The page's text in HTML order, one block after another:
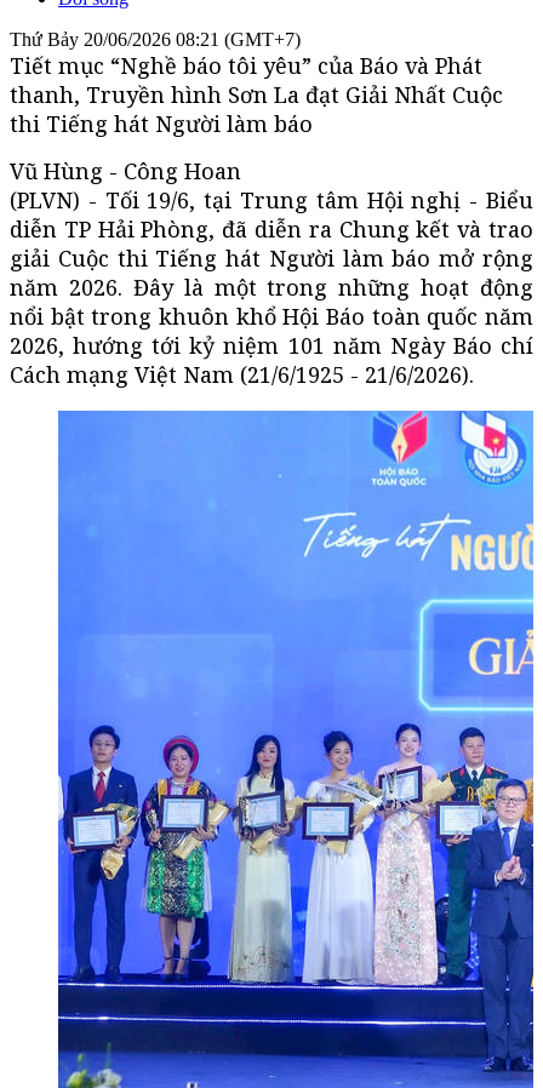
Thứ Bảy 20/06/2026 08:21 (GMT+7)
Tiết mục “Nghề báo tôi yêu” của Báo và Phát
thanh, Truyền hình Sơn La đạt Giải Nhất Cuộc
thi Tiếng hát Người làm báo
Vũ Hùng - Công Hoan
(PLVN) - Tối 19/6, tại Trung tâm Hội nghị - Biểu
diễn TP Hải Phòng, đã diễn ra Chung kết và trao
giải Cuộc thi Tiếng hát Người làm báo mở rộng
năm 2026. Đây là một trong những hoạt động
nổi bật trong khuôn khổ Hội Báo toàn quốc năm
2026, hướng tới kỷ niệm 101 năm Ngày Báo chí
Cách mạng Việt Nam (21/6/1925 - 21/6/2026).